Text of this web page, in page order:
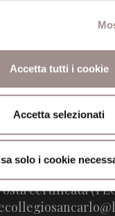
Accetta tutti i cookie
Accetta selezionati
solo i cookie
Collegio
Via San Carlo 5
41121 Modena (MO)
certificata